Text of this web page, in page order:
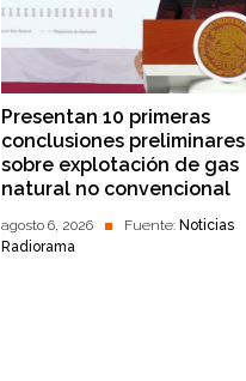
Presentan 10 primeras
conclusiones preliminares
sobre explotación de gas
natural no convencional
agosto 6, 2026 Fuente: Noticias
Radiorama